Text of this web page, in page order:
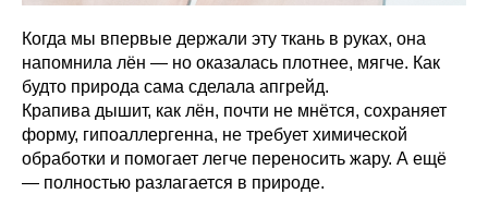
Когда мы впервые держали эту ткань в руках, она
напомнила лён — но оказалась плотнее, мягче. Как
будто природа сама сделала апгрейд.
Крапива дышит, как лён, почти не мнётся, сохраняет
форму, гипоаллергенна, не требует химической
обработки и помогает легче переносить жару. А ещё
— полностью разлагается в природе.